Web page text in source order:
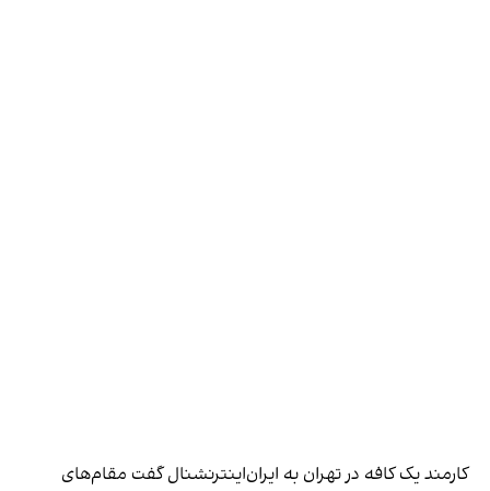
کارمند یک کافه در تهران به ایران‌اینترنشنال گفت مقام‌های